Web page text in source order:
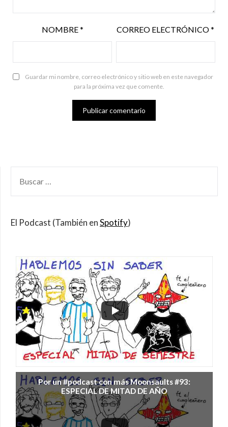
NOMBRE* CORREO ELECTRÓNICO*
Guardar mi nombre, correo electrónico y sitio web en este navegador
para la próxima vez que comente.
POR:
El Podcast (También enSpotify)
Por un #podcast con más Moonsaults #93:
ESPECIAL DE MITAD DE AÑO